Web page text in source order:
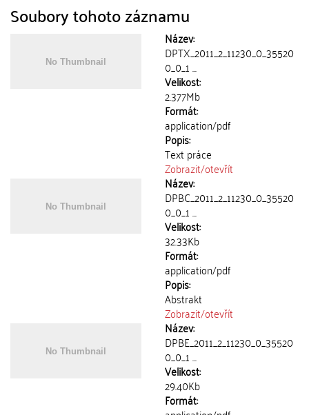
Soubory tohoto záznamu
Název:
DPTX_2011_2_11230_0_35520
0_0_1 ...
Velikost:
2.377Mb
Formát:
application/pdf
Popis:
Text práce
Zobrazit/otevřít
Název:
DPBC_2011_2_11230_0_35520
0_0_1 ...
Velikost:
32.33Kb
Formát:
application/pdf
Popis:
Abstrakt
Zobrazit/otevřít
Název:
DPBE_2011_2_11230_0_35520
0_0_1 ...
Velikost:
29.40Kb
Formát: